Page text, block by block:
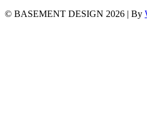
© BASEMENT DESIGN 2026 | By